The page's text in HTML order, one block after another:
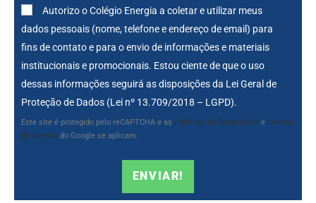
Autorizo o Colégio Energia a coletar e utilizar meus
dados pessoais (nome, telefone e endereço de email) para
fins de contato e para o envio de informações e materiais
institucionais e promocionais. Estou ciente de que o uso
dessas informações seguirá as disposições da Lei Geral de
Proteção de Dados (Lei nº 13.709/2018 – LGPD).
Este site é protegido pelo reCAPTCHA e as Políticas de Privacidade e Termos
de Serviço do Google se aplicam.
ENVIAR!